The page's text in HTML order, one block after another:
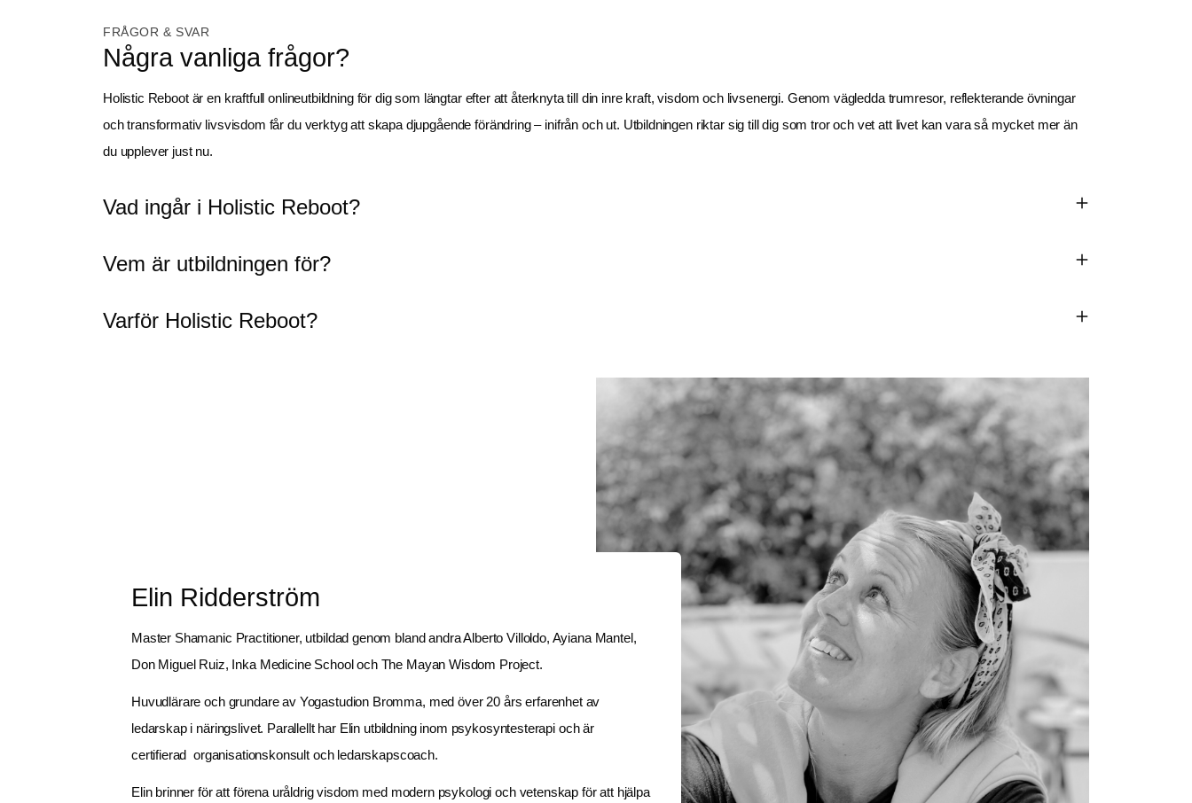
FRÅGOR & SVAR
Några vanliga frågor?
Holistic Reboot är en kraftfull onlineutbildning för dig som längtar efter att återknyta till din inre kraft, visdom och livsenergi. Genom vägledda trumresor, reflekterande övningar
och transformativ livsvisdom får du verktyg att skapa djupgående förändring – inifrån och ut. Utbildningen riktar sig till dig som tror och vet att livet kan vara så mycket mer än
du upplever just nu.
Vad ingår i Holistic Reboot?
Vem är utbildningen för?
Varför Holistic Reboot?
Elin Ridderström
Master Shamanic Practitioner, utbildad genom bland andra Alberto Villoldo, Ayiana Mantel,
Don Miguel Ruiz, Inka Medicine School och The Mayan Wisdom Project.
Huvudlärare och grundare av Yogastudion Bromma, med över 20 års erfarenhet av
ledarskap i näringslivet. Parallellt har Elin utbildning inom psykosyntesterapi och är
certifierad  organisationskonsult och ledarskapscoach.
Elin brinner för att förena uråldrig visdom med modern psykologi och vetenskap för att hjälpa